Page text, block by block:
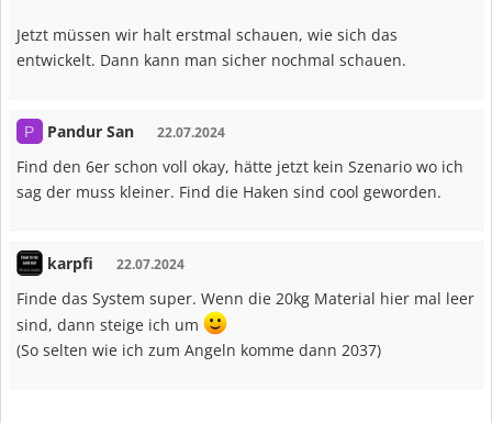
Jetzt müssen wir halt erstmal schauen, wie sich das
entwickelt. Dann kann man sicher nochmal schauen.
P Pandur San 22.07.2024
Find den 6er schon voll okay, hätte jetzt kein Szenario wo ich
sag der muss kleiner. Find die Haken sind cool geworden.
karpfi 22.07.2024
Finde das System super. Wenn die 20kg Material hier mal leer
sind, dann steige ich um
(So selten wie ich zum Angeln komme dann 2037)